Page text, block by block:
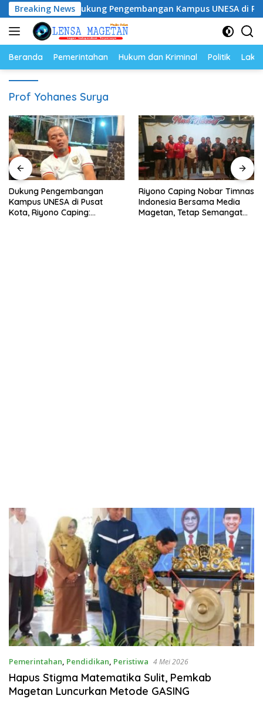
Langsung
ke
konten
Breaking News
Dukung Pengembangan Kampus UNESA di Pusat
Beranda Pemerintahan Hukum dan Kriminal Politik
Prof Yohanes Surya
Dukung Pengembangan
Kampus UNESA di Pusat
Kota, Riyono Caping:
Riyono Caping Nobar Timnas
Indonesia Bersama Media
Magetan, Tetap Semangat
Pemerintahan, Pendidikan, Peristiwa 4 Mei 2026
Hapus Stigma Matematika Sulit, Pemkab
Magetan Luncurkan Metode GASING